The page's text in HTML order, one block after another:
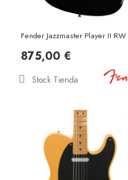
Fender Jazzmaster Player II RW
875,00 €
Stock Tienda